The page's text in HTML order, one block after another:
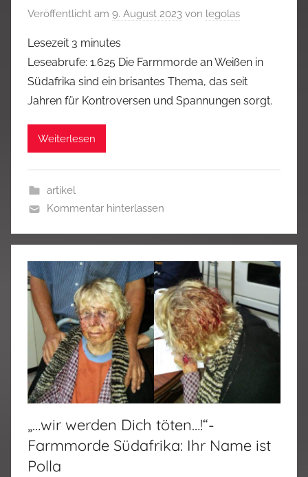
Veröffentlicht am 9. August 2023 von legolas
Lesezeit 3 minutes
Leseabrufe: 1.625 Die Farmmorde an Weißen in
Südafrika sind ein brisantes Thema, das seit
Jahren für Kontroversen und Spannungen sorgt.
Weiterlesen
artikel
Kommentar hinterlassen
„…wir werden Dich töten…!“-
Farmmorde Südafrika: Ihr Name ist
Polla